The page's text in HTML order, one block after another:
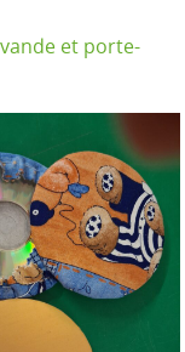
et porte-